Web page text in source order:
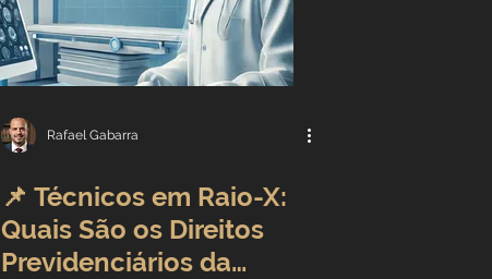
Rafael Gabarra
📌 Técnicos em Raio-X:
Quais São os Direitos
Previdenciários da